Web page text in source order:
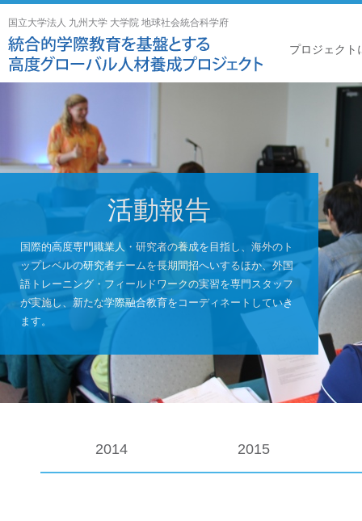
国立大学法人 九州大学 大学院 地球社会統合科学府
プロジェクト
活動報告
国際的高度専門職業人・研究者の養成を目指し、海外のト
ップレベルの研究者チームを長期間招へいするほか、外国
語トレーニング・フィールドワークの実習を専門スタッフ
が実施し、新たな学際融合教育をコーディネートしていき
ます。
2014 2015